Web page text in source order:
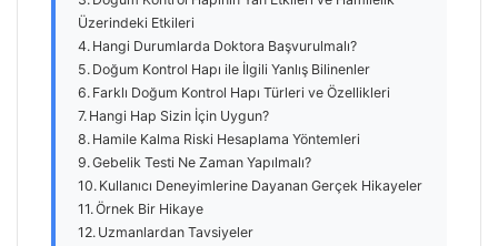
Üzerindeki Etkileri
Hangi Durumlarda Doktora Başvurulmalı?
Doğum Kontrol Hapı ile İlgili Yanlış Bilinenler
Farklı Doğum Kontrol Hapı Türleri ve Özellikleri
Hangi Hap Sizin İçin Uygun?
Hamile Kalma Riski Hesaplama Yöntemleri
Gebelik Testi Ne Zaman Yapılmalı?
Kullanıcı Deneyimlerine Dayanan Gerçek Hikayeler
Örnek Bir Hikaye
Uzmanlardan Tavsiyeler